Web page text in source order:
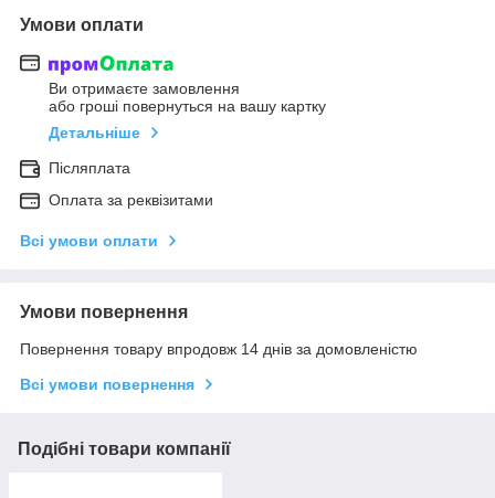
Умови оплати
Ви отримаєте замовлення
або гроші повернуться на вашу картку
Детальніше
Післяплата
Оплата за реквізитами
Всі умови оплати
Умови повернення
Повернення товару впродовж 14 днів за домовленістю
Всі умови повернення
Подібні товари компанії